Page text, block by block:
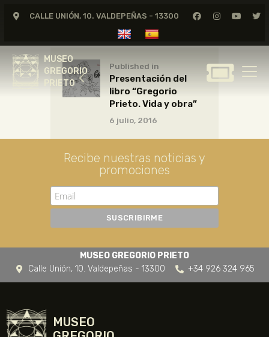
CALLE UNIÓN, 10. VALDEPEÑAS - 13300
MUSEO
GREGORIO
PRIETO
MUSEO
GREGORIO
GREGORIO PRIETO
ARCHIVO
CERTAMEN DE DIBUJO
FUNDACIÓN
TIENDA
NOTICIAS
Published in
Presentación del
libro “Gregorio
Prieto. Vida y obra”
6 julio, 2016
Recibe nuestras noticias y
promociones
MUSEO GREGORIO PRIETO
Calle Unión, 10. Valdepeñas - 13300
+34 926 324 965
MUSEO